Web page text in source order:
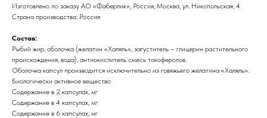
Изготовлено по заказу АО «Фаберлик», Россия, Москва, ул. Никопольская, 4
Страна производства: Россия
Состав:
Рыбий жир, оболочка (желатин «Халяль», загуститель – глицерин растительного
происхождения, вода), антиокислитель смесь токоферолов.
Оболочка капсул производится исключительно из говяжьего желатина «Халяль».
Биологически активное вещество
Содержание в 2 капсулах, мг
Содержание в 4 капсулах, мг
Содержание в 6 капсулах, мг